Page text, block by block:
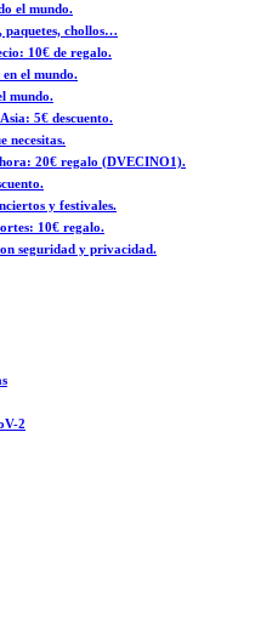
el mundo.
chollos…
10€ de regalo.
el mundo.
mundo.
5€ descuento.
necesitas.
20€ regalo (DVECINO1).
y festivales.
10€ regalo.
seguridad y privacidad.
2